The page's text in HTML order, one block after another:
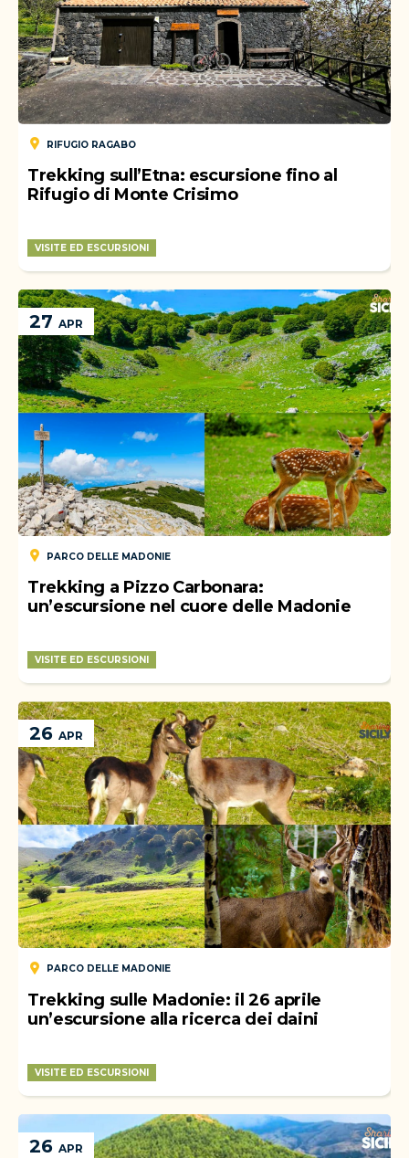
RIFUGIO RAGABO
Trekking sull’Etna: escursione fino al
Rifugio di Monte Crisimo
VISITE ED ESCURSIONI
27 APR
PARCO DELLE MADONIE
Trekking a Pizzo Carbonara:
un’escursione nel cuore delle Madonie
VISITE ED ESCURSIONI
26 APR
PARCO DELLE MADONIE
Trekking sulle Madonie: il 26 aprile
un’escursione alla ricerca dei daini
VISITE ED ESCURSIONI
26 APR